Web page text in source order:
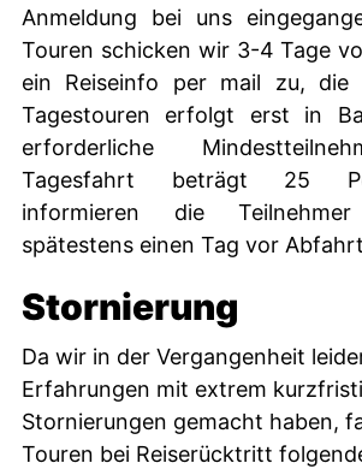
Anmeldung bei uns
Touren schicken wir 3-4 Tage
ein Reiseinfo per mail zu, die
Tagestouren erfolgt erst in
erforderliche
Tagesfahrt beträgt 25
informieren die
spätestens einen Tag vor
Stornierung
Da wir in der Vergangenheit
Erfahrungen mit extrem
Stornierungen gemacht haben,
Touren bei Reiserücktritt